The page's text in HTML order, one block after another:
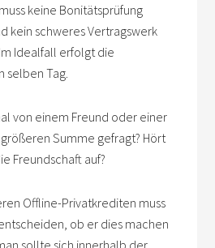
keine Bonitätsprüfung
kein schweres Vertragswerk
Idealfall erfolgt die
selben Tag.
von einem Freund oder einer
Summe gefragt? Hört
Freundschaft auf?
Offline-Privatkrediten muss
ob er dies machen
sollte sich innerhalb der